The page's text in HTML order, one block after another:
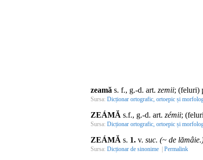
zeamă s. f., g.-d. art. zemii; (feluri)
Sursa: Dicționar ortografic, ortoepic și
ZEÁMĂ s.f., g.-d. art. zémii;
Sursa: Dicționar ortografic, ortoepic și
ZEÁMĂ s. 1. v. suc. (~ de
Sursa: Dicționar de sinonime | Permalink